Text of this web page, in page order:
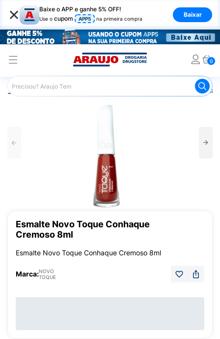
× Baixe o APP e ganhe 5% OFF!
Use o cupom APP5 na primeira compra
Baixar
0
Araujo Beleza e Cuidados
Esmalte Novo Toque Conhaque
Cremoso 8ml
Esmalte Novo Toque Conhaque Cremoso 8ml
Marca:NOVO
TOQUE